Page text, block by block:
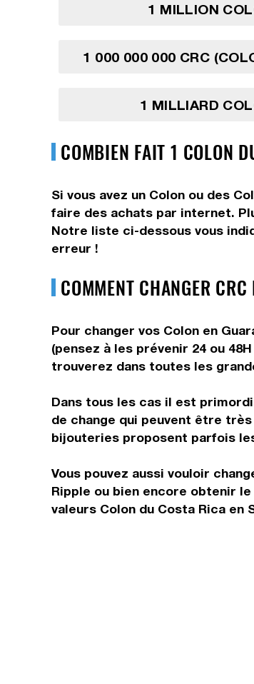
1 MILLION
1 000 000 000 CRC
1 MILLIARD
COMBIEN FAIT 1 COLON
Si vous avez un Colon ou des
faire des achats par internet.
Notre liste ci-dessous vous
erreur !
COMMENT CHANGER
Pour changer vos Colon en
(pensez à les prévenir 24 ou
trouverez dans toutes les
Dans tous les cas il est
de change qui peuvent être
bijouteries proposent parfois
Vous pouvez aussi vouloir
Ripple ou bien encore obtenir
valeurs Colon du Costa Rica en